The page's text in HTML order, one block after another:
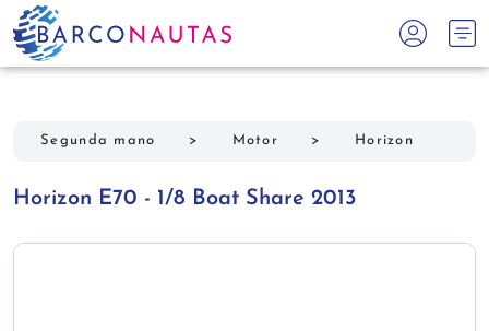
Segunda mano > Motor > Horizon
Horizon E70 - 1/8 Boat Share 2013